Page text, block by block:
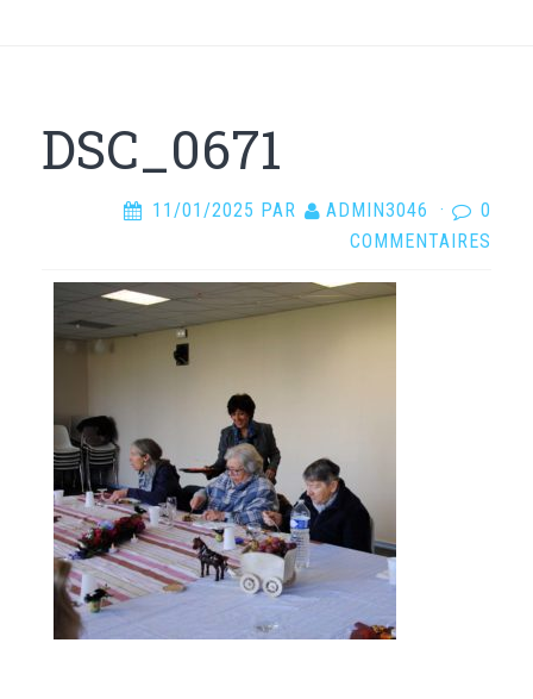
DSC_0671
11/01/2025 PAR ADMIN3046 ·
0
COMMENTAIRES